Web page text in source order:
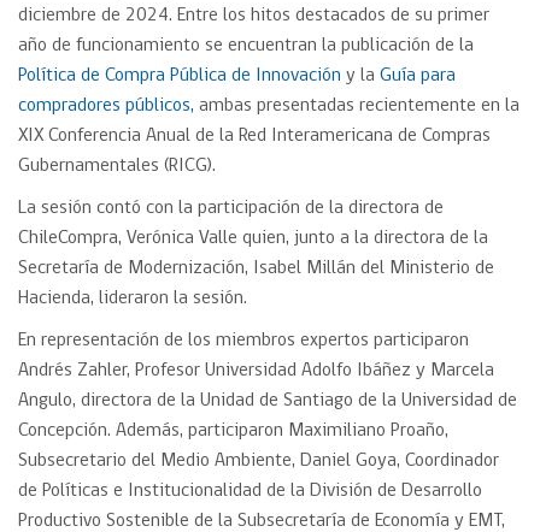
diciembre de 2024. Entre los hitos destacados de su primer
año de funcionamiento se encuentran la publicación de la
Política de Compra Pública de Innovación y la Guía para
compradores públicos, ambas presentadas recientemente en la
XIX Conferencia Anual de la Red Interamericana de Compras
Gubernamentales (RICG).
La sesión contó con la participación de la directora de
ChileCompra, Verónica Valle quien, junto a la directora de la
Secretaría de Modernización, Isabel Millán del Ministerio de
Hacienda, lideraron la sesión.
En representación de los miembros expertos participaron
Andrés Zahler, Profesor Universidad Adolfo Ibáñez y Marcela
Angulo, directora de la Unidad de Santiago de la Universidad de
Concepción. Además, participaron Maximiliano Proaño,
Subsecretario del Medio Ambiente, Daniel Goya, Coordinador
de Políticas e Institucionalidad de la División de Desarrollo
Productivo Sostenible de la Subsecretaría de Economía y EMT,